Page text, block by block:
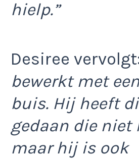
hielp.”
Desiree
bewerkt met
buis. Hij heeft
gedaan die niet
maar hij is ook